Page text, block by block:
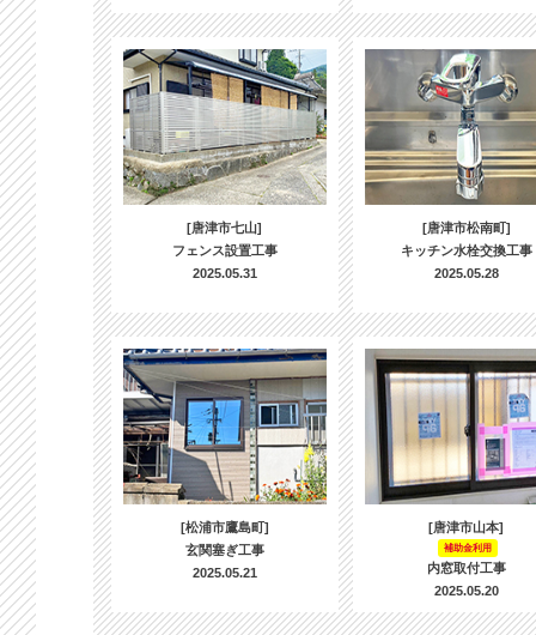
[唐津市七山]
フェンス設置工事
2025.05.31
[唐津市松南町]
キッチン水栓交換工事
2025.05.28
[松浦市鷹島町]
玄関塞ぎ工事
2025.05.21
[唐津市山本]
補助金利用
内窓取付工事
2025.05.20